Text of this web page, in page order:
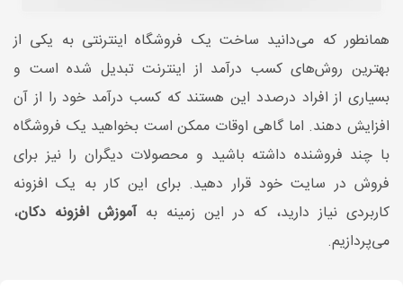
همانطور که می‌دانید ساخت یک فروشگاه اینترنتی به یکی از
بهترین روش‌های کسب درآمد از اینترنت تبدیل شده است و
بسیاری از افراد درصدد این هستند که کسب درآمد خود را از آن
افزایش دهند. اما گاهی اوقات ممکن است بخواهید یک فروشگاه
با چند فروشنده داشته باشید و محصولات دیگران را نیز برای
فروش در سایت خود قرار دهید. برای این کار به یک افزونه
کاربردی نیاز دارید، که در این زمینه بهآموزش افزونه دکان،
می‌پردازیم.